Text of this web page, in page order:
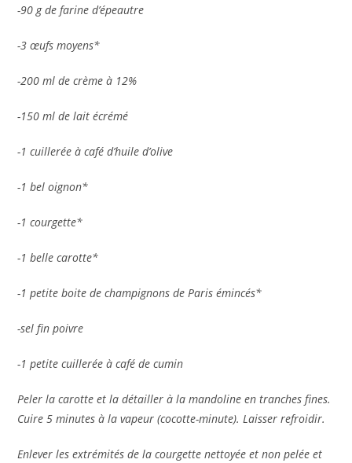
-90 g de farine d’épeautre
-3 œufs moyens*
-200 ml de crème à 12%
-150 ml de lait écrémé
-1 cuillerée à café d’huile d’olive
-1 bel oignon*
-1 courgette*
-1 belle carotte*
-1 petite boite de champignons de Paris émincés*
-sel fin poivre
-1 petite cuillerée à café de cumin
Peler la carotte et la détailler à la mandoline en tranches fines.
Cuire 5 minutes à la vapeur (cocotte-minute). Laisser refroidir.
Enlever les extrémités de la courgette nettoyée et non pelée et